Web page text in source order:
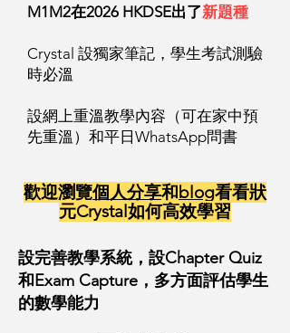
M1M2在2026 HKDSE出了新題種
Crystal 設獨家筆記，學生考試測驗
時必溫
設網上重溫教學內容（可在家中預
先重溫）和平日WhatsApp問書
歡​迎瀏覽個人分享和blog看看狀
元Crystal如何高效學習
設完善教學系統，設Chapter Quiz
和Exam Capture，多方面評估學生
的數學能力